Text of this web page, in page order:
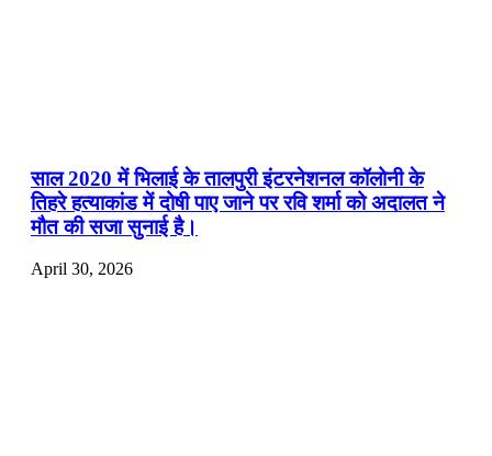
साल 2020 में भिलाई के तालपुरी इंटरनेशनल कॉलोनी के
तिहरे हत्याकांड में दोषी पाए जाने पर रवि शर्मा को अदालत ने
मौत की सजा सुनाई है।
April 30, 2026